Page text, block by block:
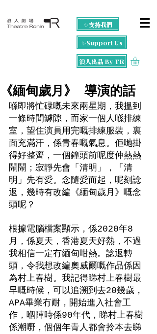
✨支持我們
✨Support Us
浪人出品 By TR
《緬甸歲月》 導演的話
喺即將忙碌嘅未來兩星期，我搵到
一條時間罅隙，而家一個人喺排練
室，望住演員用完嘅排練服裝，裏
面充滿汗，係青春嘅氣息。佢哋掛
得好整齊，一個鐘頭前呢度仲熱熱
鬧鬧；寂靜先會「清明」，「清
明」先有愛。念隨愛而起，呢刻諗
返，幾時有改編《緬甸歲月》嘅念
頭呢？
根據電腦檔案顯示，係2020年8
月，係夏天，香港夏天好熱，不過
我相信一定冇緬甸咁熱。諗返轉
頭，令我想改編奧威爾嘅作品係因
為村上春樹。我記得睇村上春樹最
早嘅時候，可以追溯到去20幾歲，
APA畢業冇耐，開始進入社會工
作，嗰陣時係90年代，睇村上春樹
係潮嘢，個個年青人都會拎本去睇